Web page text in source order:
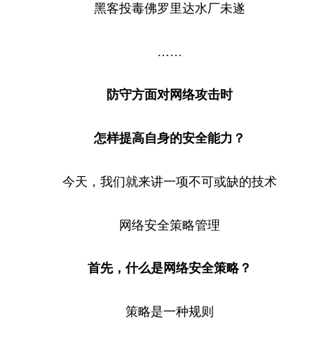
黑客投毒佛罗里达水厂未遂
……
防守方面对网络攻击时
怎样提高自身的安全能力？
今天，我们就来讲一项不可或缺的技术
网络安全策略管理
首先，什么是网络安全策略？
策略是一种规则